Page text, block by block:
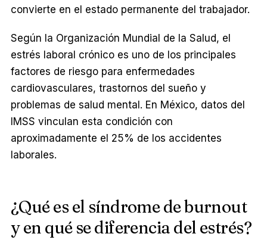
convierte en el estado permanente del trabajador.
Según la Organización Mundial de la Salud, el
estrés laboral crónico es uno de los principales
factores de riesgo para enfermedades
cardiovasculares, trastornos del sueño y
problemas de salud mental. En México, datos del
IMSS vinculan esta condición con
aproximadamente el 25% de los accidentes
laborales.
¿Qué es el síndrome de burnout
y en qué se diferencia del estrés?